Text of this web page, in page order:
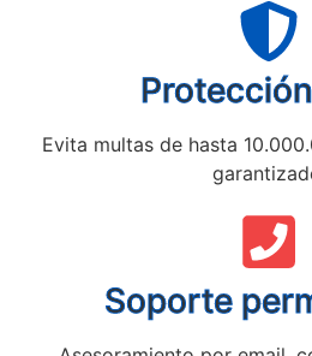
Evita multas de hasta
Soporte